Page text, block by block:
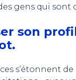
gens qui sont
son
s’étonnent de